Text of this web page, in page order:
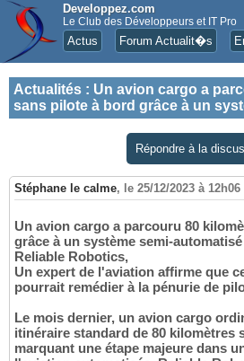
Developpez.com
Le Club des Développeurs et IT Pro
Actus Forum Actualit�s
Actualités : Un avion cargo a
sans pilote à bord grâce à un
Répondre à la
Stéphane le calme, le 25/12/2023 à 12h06
Un avion cargo a parcouru 80
grâce à un système semi-
Reliable Robotics,
Un expert de l'aviation affirme que
pourrait remédier à la pénurie de
Le mois dernier, un avion cargo
itinéraire standard de 80 kilomètres
marquant une étape majeure dans